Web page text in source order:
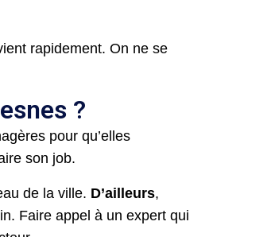
rapidement. On ne se
?
pour qu’elles
son job.
de la ville. D’ailleurs,
Faire appel à un expert qui